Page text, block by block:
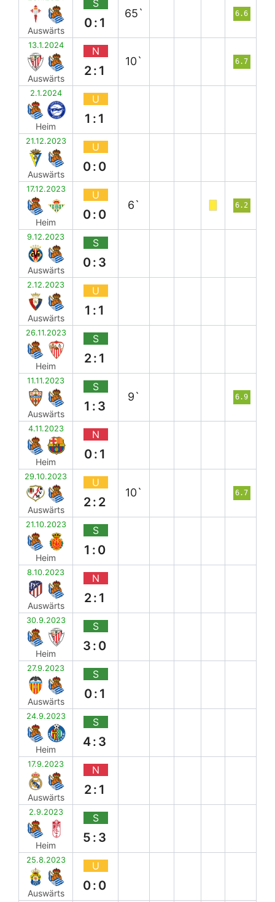
Auswärts
S
0:1
65` 6.6
13.1.2024
Auswärts
N
2:1
10` 6.7
2.1.2024
Heim
U
1:1
21.12.2023
Auswärts
U
0:0
17.12.2023
Heim
U
0:0
6` 6.2
9.12.2023
Auswärts
S
0:3
2.12.2023
Auswärts
U
1:1
26.11.2023
Heim
S
2:1
11.11.2023
Auswärts
S
1:3
9` 6.9
4.11.2023
Heim
N
0:1
29.10.2023
Auswärts
U
2:2
10` 6.7
21.10.2023
Heim
S
1:0
8.10.2023
Auswärts
N
2:1
30.9.2023
Heim
S
3:0
27.9.2023
Auswärts
S
0:1
24.9.2023
Heim
S
4:3
17.9.2023
Auswärts
N
2:1
2.9.2023
Heim
S
5:3
25.8.2023
Auswärts
U
0:0